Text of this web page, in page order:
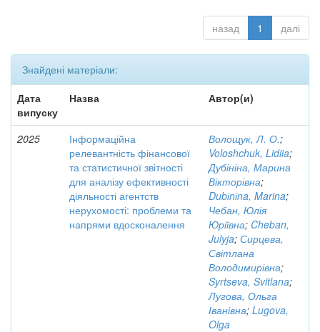
назад 1 далі
Знайдені матеріали:
Дата
випуску
Назва Автор(и)
2025
Інформаційна
релевантність фінансової
та статистичної звітності
для аналізу ефективності
діяльності агентств
нерухомості: проблеми та
напрями вдосконалення
Волощук, Л. О.;
Voloshchuk, Lidiia;
Дубініна, Марина
Вікторівна;
Dubіnіna, Marina;
Чебан, Юлія
Юріївна; Cheban,
Julyja; Сирцева,
Світлана
Володимирівна;
Syrtseva, Svitlana;
Лугова, Ольга
Іванівна; Lugova,
Olga